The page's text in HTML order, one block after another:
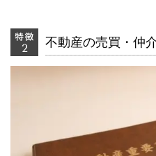
不動産の売買・仲